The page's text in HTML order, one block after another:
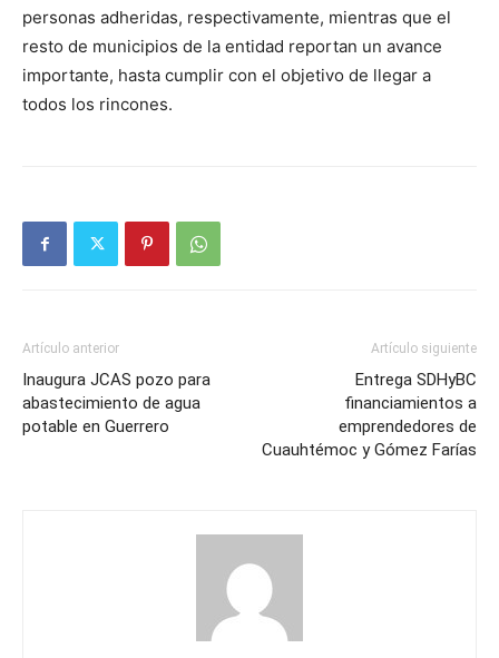
personas adheridas, respectivamente, mientras que el
resto de municipios de la entidad reportan un avance
importante, hasta cumplir con el objetivo de llegar a
todos los rincones.
Artículo anterior
Inaugura JCAS pozo para
abastecimiento de agua
potable en Guerrero
Artículo siguiente
Entrega SDHyBC
financiamientos a
emprendedores de
Cuauhtémoc y Gómez Farías